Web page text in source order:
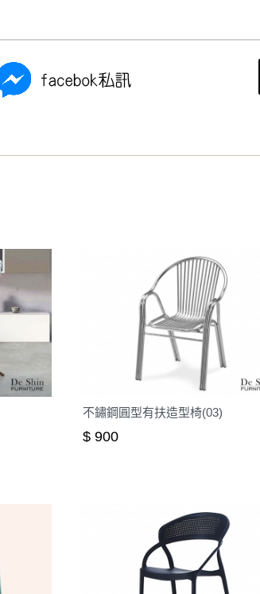
不鏽鋼圓型有扶造型椅(03)
$ 900